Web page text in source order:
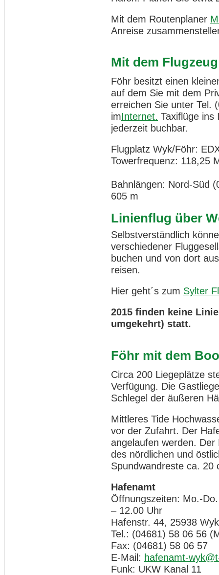
Mit dem Routenplaner
Anreise
Mit dem
Föhr besitzt einen
auf dem Sie mit dem
erreichen Sie unter Tel.
imInternet. Taxiflüge ins
jederzeit buchbar.
Flugplatz Wyk/Föhr:
Towerfrequenz: 118,25
Bahnlängen: Nord-Süd
605 m
Linienflug über
Selbstverständlich
verschiedener
buchen und von dort
reisen.
Hier geht´s zum Sylter
2015 finden keine
umgekehrt) statt.
Föhr mit dem
Circa 200 Liegeplätze
Verfügung. Die
Schlegel der äußeren
Mittleres Tide
vor der Zufahrt. Der
angelaufen werden.
des nördlichen und
Spundwandreste ca. 20
Hafenamt
Öffnungszeiten: Mo.-
– 12.00 Uhr
Hafenstr. 44, 25938
Tel.: (04681) 58 06 56
Fax: (04681) 58 06 57
E-Mail: hafenamt-
Funk: UKW Kanal 11